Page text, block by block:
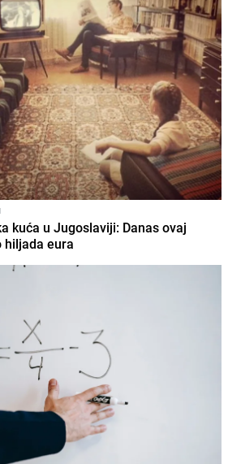
kuća u Jugoslaviji: Danas ovaj
hiljada eura